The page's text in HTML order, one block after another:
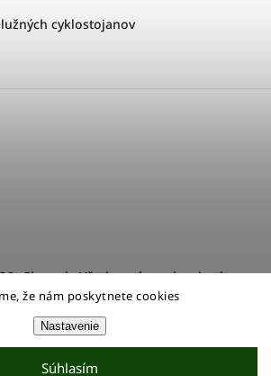
že nám poskytnete cookies
Nastavenie
Súhlasím
cyklostojanov
Vytvoril Shoptet
cShop.sk. Všetky práva vyhradené.
Upraviť nastavenie cookies
návrh vytvořil a nakódoval